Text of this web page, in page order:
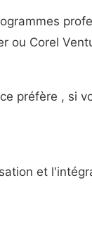
ou Corel
préfère , si
et